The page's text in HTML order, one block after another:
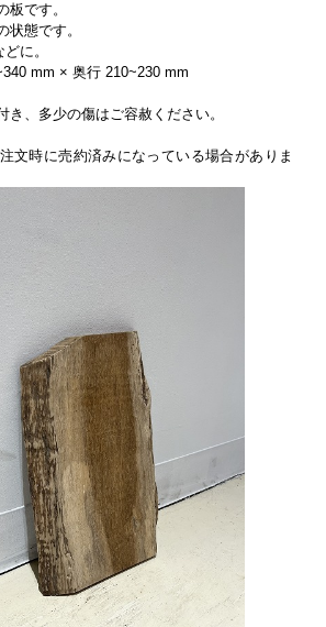
板です。
状態です。
に。
mm × 奥行 210~230 mm
き、多少の傷はご容赦ください。
文時に売約済みになっている場合がありま